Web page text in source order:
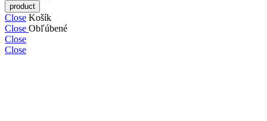
Close Košík
Close Obľúbené
Close
Close